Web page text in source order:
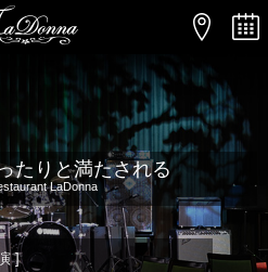
たりと満たされる
LaDonna
]